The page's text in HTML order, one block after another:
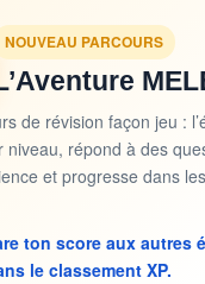
NOUVEAU PARCOURS
de révision façon jeu :
niveau, répond à des
et progresse dans
ton score aux autres
le classement XP.